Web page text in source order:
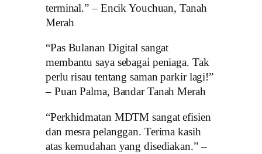
terminal.” – Encik Youchuan, Tanah
Merah
“Pas Bulanan Digital sangat
membantu saya sebagai peniaga. Tak
perlu risau tentang saman parkir lagi!”
– Puan Palma, Bandar Tanah Merah
“Perkhidmatan MDTM sangat efisien
dan mesra pelanggan. Terima kasih
atas kemudahan yang disediakan.” –